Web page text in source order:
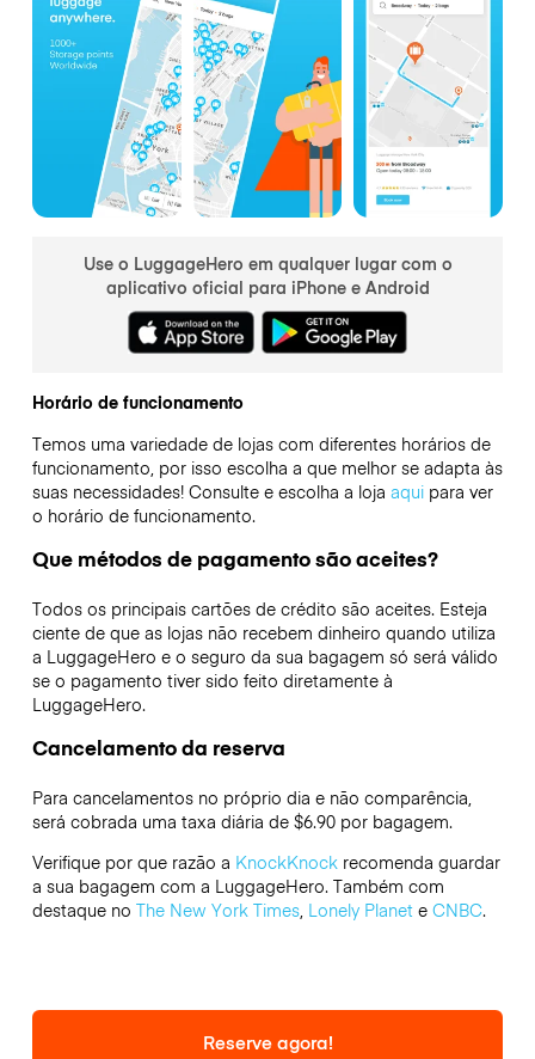
Use o LuggageHero em qualquer lugar com o
aplicativo oficial para iPhone e Android
Horário de funcionamento
Temos uma variedade de lojas com diferentes horários de
funcionamento, por isso escolha a que melhor se adapta às
suas necessidades! Consulte e escolha a loja aquipara ver
o horário de funcionamento.
Que métodos de pagamento são aceites?
Todos os principais cartões de crédito são aceites. Esteja
ciente de que as lojas não recebem dinheiro quando utiliza
a LuggageHero e o seguro da sua bagagem só será válido
se o pagamento tiver sido feito diretamente à
LuggageHero.
Cancelamento da reserva
Para cancelamentos no próprio dia e não comparência,
será cobrada uma taxa diária de $6.90 por bagagem.
Verifique por que razão a KnockKnockrecomenda guardar
a sua bagagem com a LuggageHero. Também com
destaque no The New York Times, Lonely Planete CNBC.
Reserve agora!